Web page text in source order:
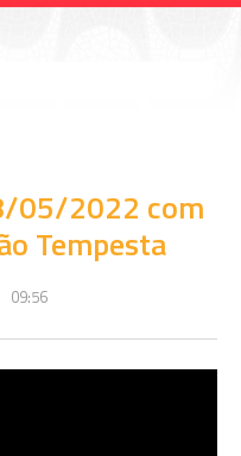
05/2022 com
Tempesta
09:56